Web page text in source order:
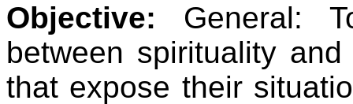
Objective: General:
between spirituality
that expose their